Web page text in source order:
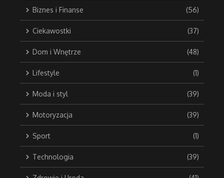
Biznes i Finanse (56)
Ciekawostki (37)
Dom i Wnętrze (48)
Lifestyle (1)
Moda i styl (39)
Motoryzacja (39)
Sport (1)
Technologia (39)